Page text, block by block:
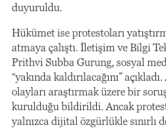
duyuruldu.
Hükümet ise protestoları
atmaya çalıştı. İletişim ve Bilgi
Prithvi Subba Gurung, sosyal
“yakında kaldırılacağını”
olayları araştırmak üzere bir
kurulduğu bildirildi. Ancak
yalnızca dijital özgürlükle sınırlı